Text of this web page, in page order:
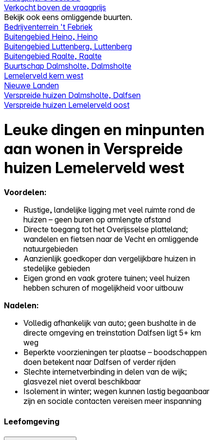
Verkocht boven de vraagprijs
Bekijk ook eens omliggende buurten.
Bedrijventerrein 't Febriek
Buitengebied Heino, Heino
Buitengebied Luttenberg, Luttenberg
Buitengebied Raalte, Raalte
Buurtschap Dalmsholte, Dalmsholte
Lemelerveld kern west
Nieuwe Landen
Verspreide huizen Dalmsholte, Dalfsen
Verspreide huizen Lemelerveld oost
Leuke dingen en minpunten
aan wonen in Verspreide
huizen Lemelerveld west
Voordelen:
Rustige, landelijke ligging met veel ruimte rond de
huizen – geen buren op armlengte afstand
Directe toegang tot het Overijsselse platteland;
wandelen en fietsen naar de Vecht en omliggende
natuurgebieden
Aanzienlijk goedkoper dan vergelijkbare huizen in
stedelijke gebieden
Eigen grond en vaak grotere tuinen; veel huizen
hebben schuren of mogelijkheid voor uitbouw
Nadelen:
Volledig afhankelijk van auto; geen bushalte in de
directe omgeving en treinstation Dalfsen ligt 5+ km
weg
Beperkte voorzieningen ter plaatse – boodschappen
doen betekent naar Dalfsen of verder rijden
Slechte internetverbinding in delen van de wijk;
glasvezel niet overal beschikbaar
Isolement in winter; wegen kunnen lastig begaanbaar
zijn en sociale contacten vereisen meer inspanning
Leefomgeving